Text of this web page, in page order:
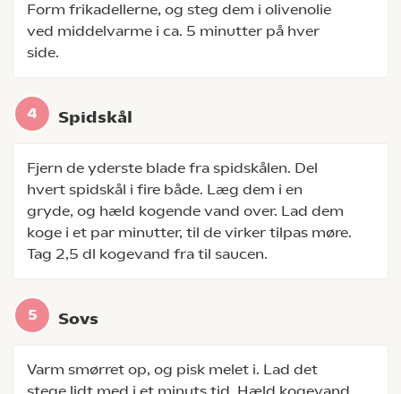
Form frikadellerne, og steg dem i olivenolie
ved middelvarme i ca. 5 minutter på hver
side.
Spidskål
Fjern de yderste blade fra spidskålen. Del
hvert spidskål i fire både. Læg dem i en
gryde, og hæld kogende vand over. Lad dem
koge i et par minutter, til de virker tilpas møre.
Tag 2,5 dl kogevand fra til saucen.
Sovs
Varm smørret op, og pisk melet i. Lad det